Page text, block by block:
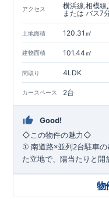
アクセス
横浜線,相模
または バス7
土地面積 120.31㎡
建物面積 101.44㎡
間取り 4LDK
カースペース 2台
Good!
◇ この物件の魅力◇
① 南道路×並列2台駐車
た立地で、陽当たりと開
れの車利用はもちろん物